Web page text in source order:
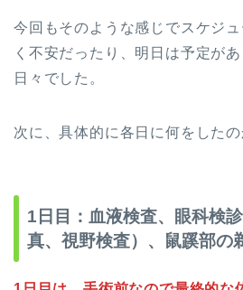
今回もそのような感じでスケジ
く不安だったり、明日は予定が
日々でした。
次に、具体的に各日に何をしたの
1日目：血液検査、眼科検
真、視野検査）、鼠蹊部の